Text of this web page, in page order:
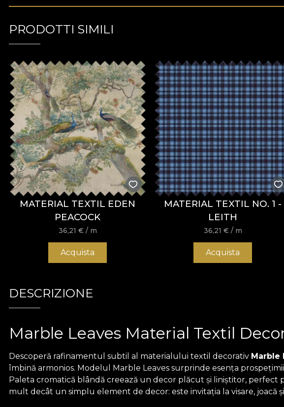
PRODOTTI SIMILI
MATERIAL TEXTIL EDEN
PEACOCK
36,21 € / m
Acquista
MATERIAL TEXTIL NO. 1 -
LEITH
36,21 € / m
Acquista
DESCRIZIONE
Marble Leaves Material Textil
Descoperă rafinamentul subtil al materialului textil decorativ Marble
îmbină armonios. Modelul Marble Leaves surprinde esența
Paleta cromatică blândă creează un decor plăcut și liniștitor,
mult decât un simplu element de decor: este invitația la visare, joacă